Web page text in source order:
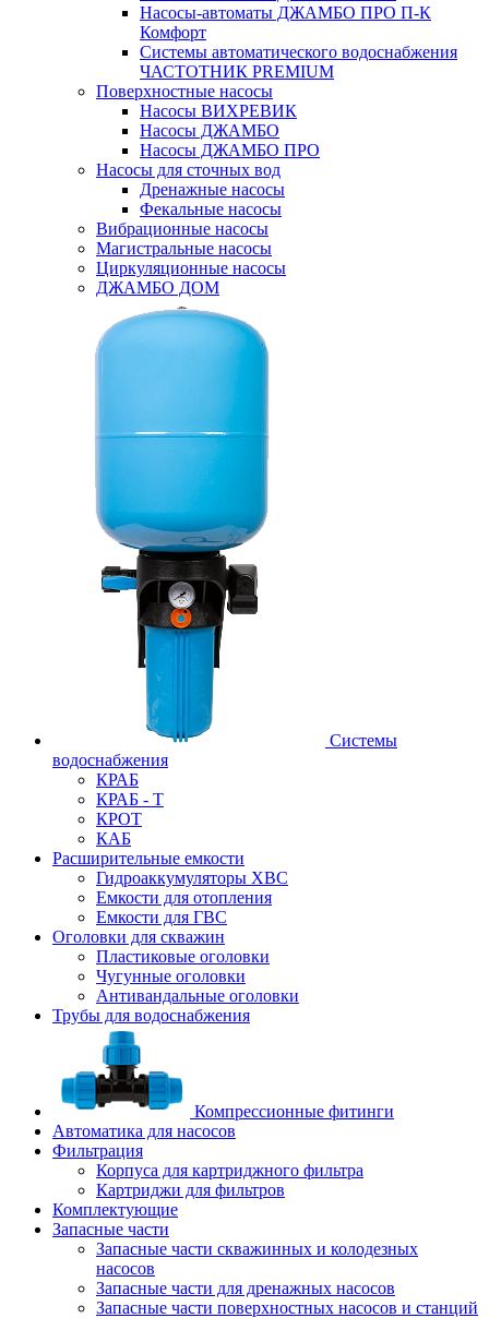
Насосы-автоматы ДЖАМБО ПРО П-К
Комфорт
Системы автоматического водоснабжения
ЧАСТОТНИК PREMIUM
Поверхностные насосы
Насосы ВИХРЕВИК
Насосы ДЖАМБО
Насосы ДЖАМБО ПРО
Насосы для сточных вод
Дренажные насосы
Фекальные насосы
Вибрационные насосы
Магистральные насосы
Циркуляционные насосы
ДЖАМБО ДОМ
Системы
водоснабжения
КРАБ
КРАБ - Т
КРОТ
КАБ
Расширительные емкости
Гидроаккумуляторы ХВС
Емкости для отопления
Емкости для ГВС
Оголовки для скважин
Пластиковые оголовки
Чугунные оголовки
Антивандальные оголовки
Трубы для водоснабжения
Компрессионные фитинги
Автоматика для насосов
Фильтрация
Корпуса для картриджного фильтра
Картриджи для фильтров
Комплектующие
Запасные части
Запасные части скважинных и колодезных
насосов
Запасные части для дренажных насосов
Запасные части поверхностных насосов и станций